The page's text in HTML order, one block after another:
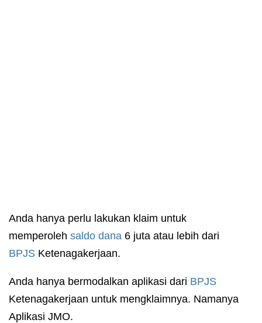
Anda hanya perlu lakukan klaim untuk
memperoleh saldo dana 6 juta atau lebih dari
BPJS Ketenagakerjaan.
Anda hanya bermodalkan aplikasi dari BPJS
Ketenagakerjaan untuk mengklaimnya. Namanya
Aplikasi JMO.